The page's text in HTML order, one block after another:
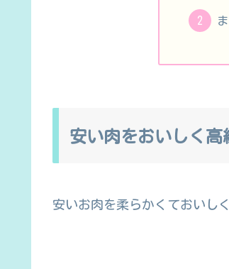
安い肉をおいしく
安いお肉を柔らかくておいし